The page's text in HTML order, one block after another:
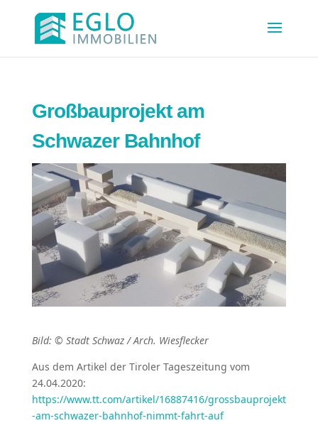
Großbauprojekt am
Schwazer Bahnhof
Bild: © Stadt Schwaz / Arch. Wiesflecker
Aus dem Artikel der Tiroler Tageszeitung vom
24.04.2020:
https://www.tt.com/artikel/16887416/grossbauprojekt
-am-schwazer-bahnhof-nimmt-fahrt-auf